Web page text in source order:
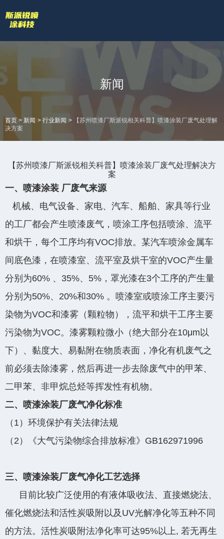
拥有专业的喷涂加工流水线和生产设备
全国服务热线
添加微信·专属服务
新闻
首页> 新闻 > 行业新闻 >
【苏州喷漆厂斯派锐相关科普】喷漆涂装厂废气处理解
决方案
【苏州喷漆厂斯派锐相关科普】喷漆涂装厂废气处理解决方
案
一、喷漆涂装 厂废气来源
机械、电气设备、家电、汽车、船舶、家具等行业
的工厂都会产生喷漆废气，喷涂工序包括喷涂、流平
和烘干，每个工序均有VOC排放。某汽车喷涂金属车
间底色漆，在喷漆室、流平室及烘干室的VOC产生量
分别为60% 、35%、5%，罩光漆在3个工序的产生量
分别为50%、20%和30% 。喷漆室或喷涂工序主要污
染物为VOC和漆雾（颗粒物），流平和烘干工序主要
污染物为VOC。漆雾颗粒微小（绝大部分在10μm以
下）、黏度大、易黏附在物质表面，净化有机废气之
前必须去除漆雾，然后再进一步去除废气中的甲苯、
二甲苯、非甲烷总烃等挥发性有机物。
二、喷漆涂装厂废气净化标准
（1）环境保护有关法律法规
（2）《大气污染物综合排放标准》GB162971996
三、喷漆涂装厂废气净化工艺选择
目前比较广泛使用的有液体吸收法、直接燃烧法、
催化燃烧法和活性炭吸附以及UV光解净化等五种不同
的方法。活性炭吸附法净化率可达95%以上, 若无再生